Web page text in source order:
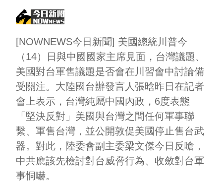
[NOWNEWS今日新聞] 美國總統川普今
（14）日與中國國家主席見面，台灣議題、
美國對台軍售議題是否會在川習會中討論備
受關注。大陸國台辦發言人張晗昨日在記者
會上表示，台灣純屬中國內政，6度表態
「堅決反對」美國與台灣之間任何軍事聯
繫、軍售台灣，並公開敦促美國停止售台武
器。對此，陸委會副主委梁文傑今日反嗆，
中共應該先檢討對台威脅行為、收斂對台軍
事恫嚇。